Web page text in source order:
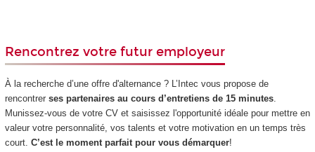
Rencontrez votre futur employeur
À la recherche d’une offre d'alternance ? L’Intec vous propose de
rencontrer ses partenaires au cours d’entretiens de 15 minutes.
Munissez-vous de votre CV et saisissez l'opportunité idéale pour mettre en
valeur votre personnalité, vos talents et votre motivation en un temps très
court. C’est le moment parfait pour vous démarquer!